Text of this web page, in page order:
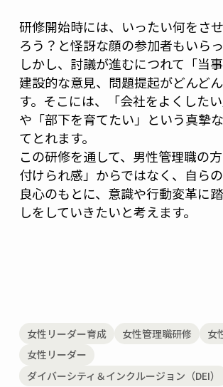
女性リーダー育成 女性管理職研修
女
女性リーダー
ダイバーシティ＆インクルージョン（DEI）
研修開始時には、いったい何をさ
ろう？と怪訝な顔の参加者もいらっ
しかし、討議が進むにつれて「当
建設的な意見、問題提起がどんど
す。そこには、「会社をよくした
や「部下を育てたい」という真摯
てとれます。
この研修を通して、男性管理職の
付けられ感」からではなく、自ら
良心のもとに、意識や行動変革に
しをしていきたいと考えます。